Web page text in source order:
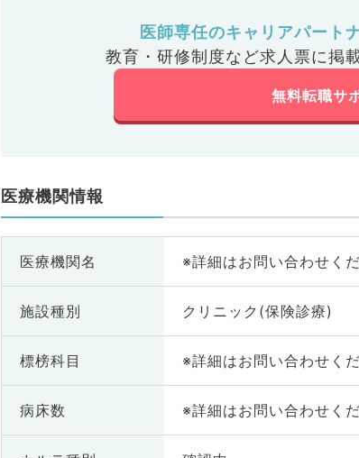
医師専任のキャリアパート
教育・研修制度など求人票に掲
無料転職サ
医療機関情報
医療機関名 ※詳細はお問い合わせく
施設種別 クリニック(保険診療)
標榜科目 ※詳細はお問い合わせく
病床数 ※詳細はお問い合わせく